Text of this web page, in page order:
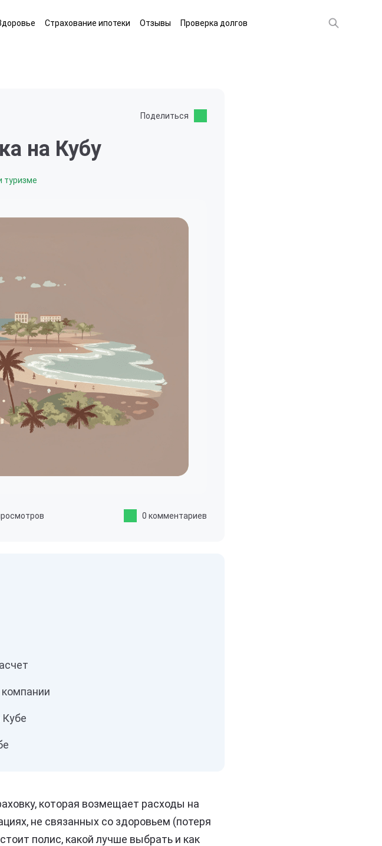
Страхование ипотеки Отзывы Проверка долгов
Поделиться
на Кубу
туризме
0 комментариев
Кубе
которая возмещает расходы на
не связанных со здоровьем (потеря
полис, какой лучше выбрать и как